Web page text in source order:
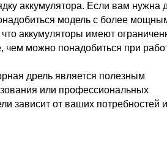
аккумулятора. Если вам нужна
модель с более
аккумуляторы имеют
чем можно понадобиться при
дрель является полезным
или профессиональных
зависит от ваших потребностей и